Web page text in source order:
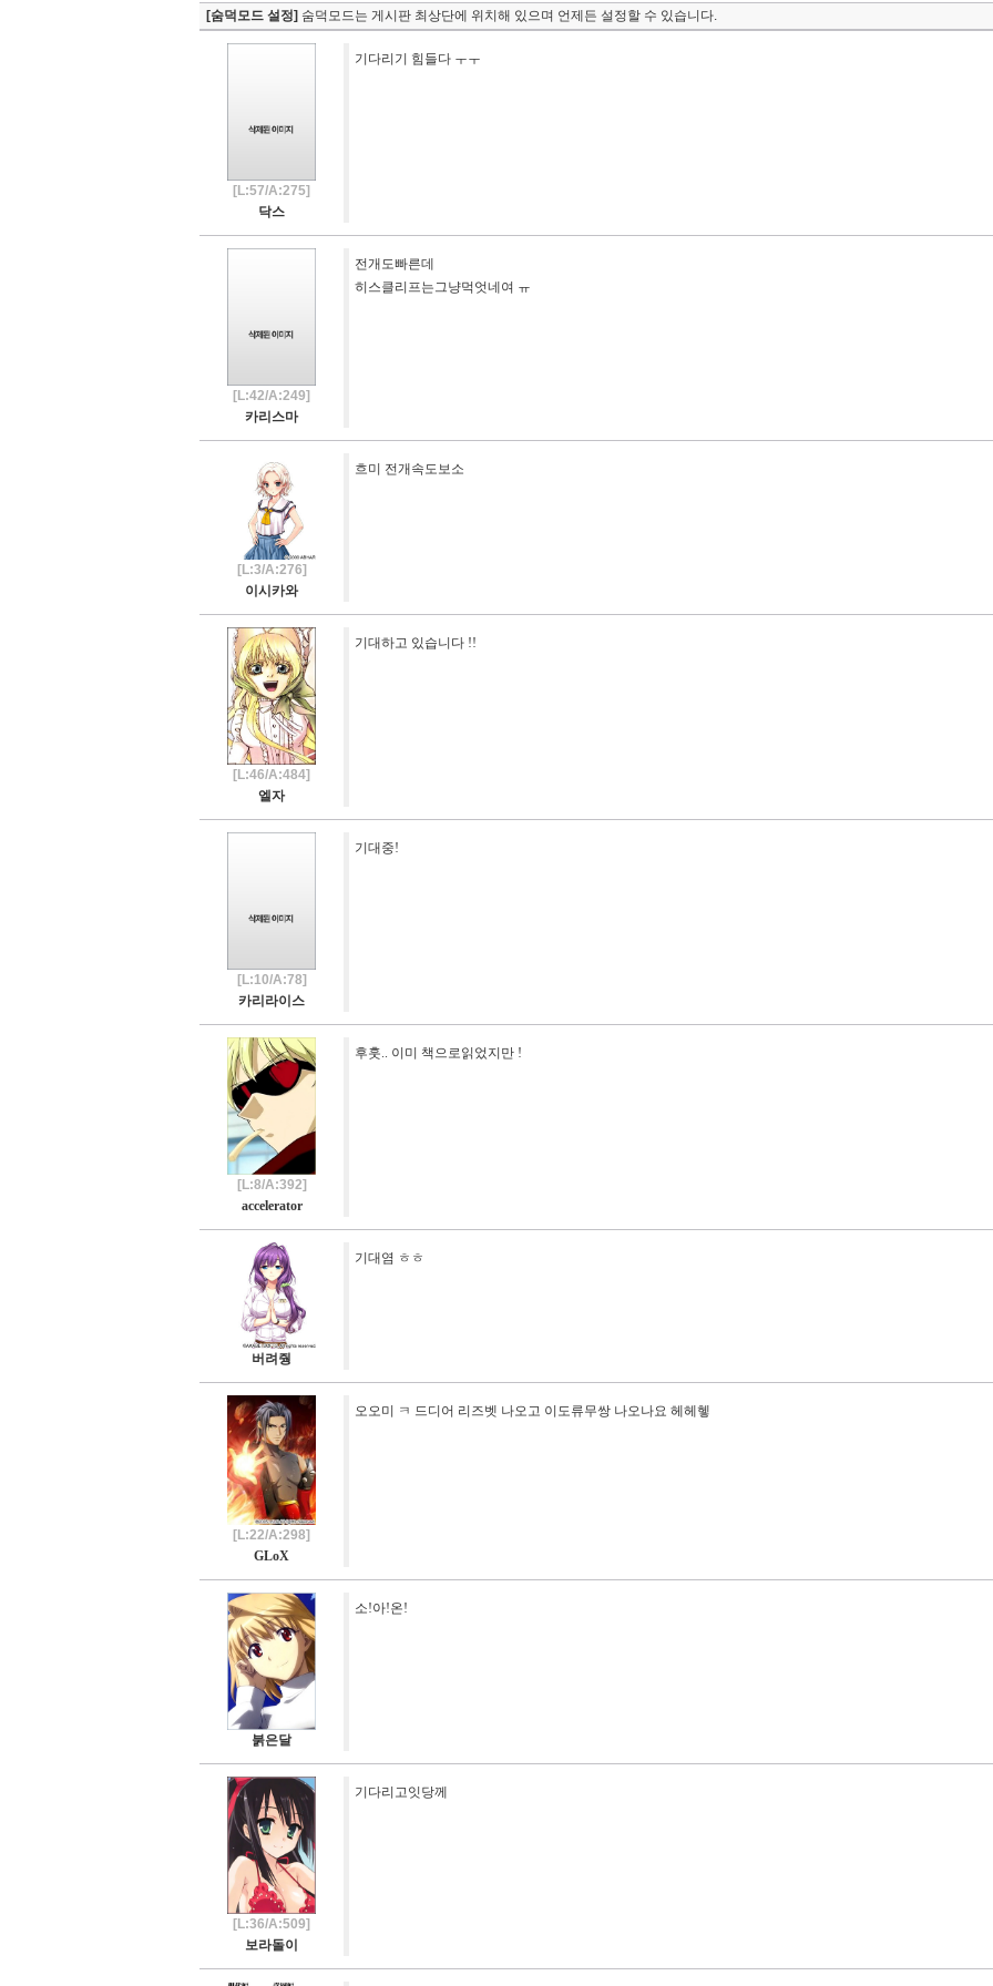
[숨덕모드 설정] 숨덕모드는 게시판 최상단에 위치해 있으며 언제든 설정할 수 있습니다.
[L:57/A:275]
닥스
기다리기 힘들다 ㅜㅜ
[L:42/A:249]
카리스마
전개도빠른데
히스클리프는그냥먹엇네여 ㅠ
[L:3/A:276]
이시카와
흐미 전개속도보소
[L:46/A:484]
엘자
기대하고 있습니다 !!
[L:10/A:78]
카리라이스
기대중!
[L:8/A:392]
accelerator
후훗.. 이미 책으로읽었지만 !
버려줭
기대염 ㅎㅎ
[L:22/A:298]
GLoX
오오미 ㅋ 드디어 리즈벳 나오고 이도류무쌍 나오나요 헤헤헿
붉은달
소!아!온!
[L:36/A:509]
보라돌이
기다리고잇당께